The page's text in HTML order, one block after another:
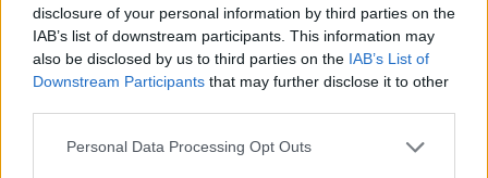
disclosure of your personal information by third parties on the
IAB’s list of downstream participants. This information may
also be disclosed by us to third parties on the IAB’s List of
Downstream Participants that may further disclose it to other
Personal Data Processing Opt Outs
REKLAMA